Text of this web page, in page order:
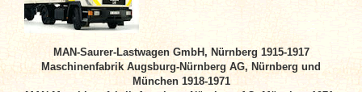
MAN-Saurer-Lastwagen GmbH, Nürnberg 1915-1917
Maschinenfabrik Augsburg-Nürnberg AG, Nürnberg und
München 1918-1971